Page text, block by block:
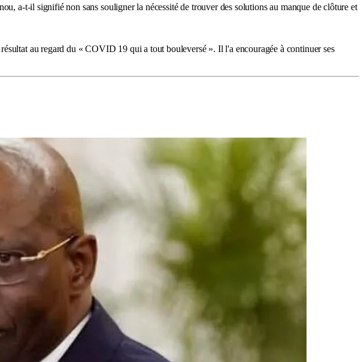
a-t-il signifié non sans souligner la nécessité de trouver des solutions au manque de clôture et
au regard du « COVID 19 qui a tout bouleversé ». Il l'a encouragée à continuer ses